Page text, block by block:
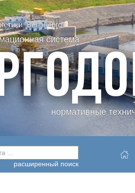
"Белэнерго"
система
нормативные
...
расширенный поиск